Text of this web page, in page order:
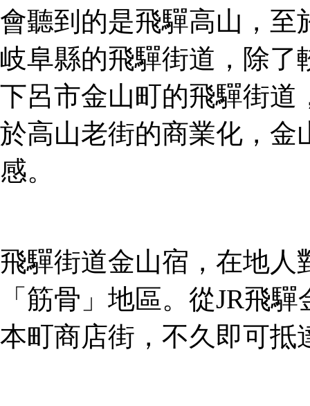
會聽到的是飛驒高山，至
岐阜縣的飛驒街道，除了
下呂市金山町的飛驒街道
於高山老街的商業化，金
感。
飛驒街道金山宿，在地人
「筋骨」地區。從JR飛
本町商店街，不久即可抵